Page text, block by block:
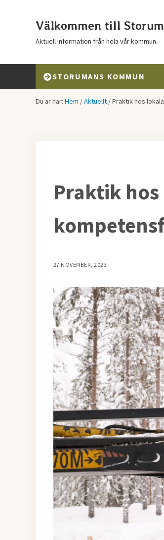
Välkommen till
Aktuell information från hela vår kommun.
STORUMANS KOMMUN
Du är här: Hem /Aktuellt /Praktik hos
Praktik
27 NOVEMBER, 2023